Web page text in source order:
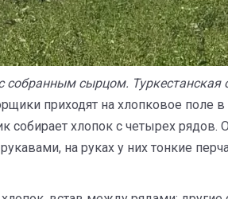
сырцом. Туркестанская
приходят на хлопковое поле
собирает хлопок с четырех
на руках у них тонкие